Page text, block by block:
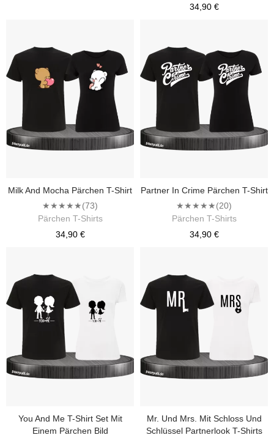
34,90 €
Milk And Mocha Pärchen T-Shirt
★★★★★(73)
Pärchen T-Shirts
34,90 €
Partner In Crime Pärchen T-Shirt
★★★★★(20)
Pärchen T-Shirts
34,90 €
You And Me T-Shirt Set Mit
Einem Pärchen Bild
Mr. Und Mrs. Mit Schloss Und
Schlüssel Partnerlook T-Shirts